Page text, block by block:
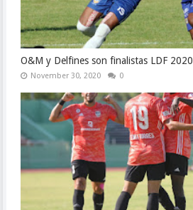
O&M y Delfines son finalistas LDF 2020
November 30, 2020 0